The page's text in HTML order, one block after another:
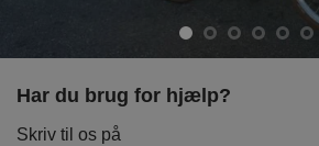
Har du brug for hjælp?
Skriv til os på